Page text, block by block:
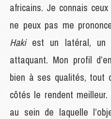
africains. Je connais
ne peux pas me
Haki est un latéral,
attaquant. Mon profil
bien à ses qualités, tout
côtés le rendent
au sein de laquelle